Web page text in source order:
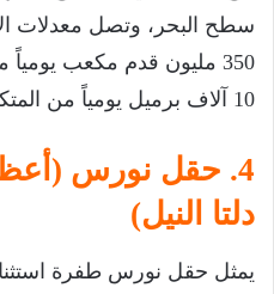
سطح البحر، وتصل معدلات
350 مليون قدم مكعب يومياً
10 آلاف برميل يومياً من المتكثفات.
4. حقل نورس
دلتا النيل)
يمثل حقل نورس طفرة